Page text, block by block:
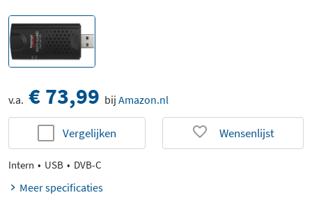
v.a. € 73,99 bij Amazon.nl
Vergelijken Wensenlijst
Intern USB DVB-C
Meer specificaties